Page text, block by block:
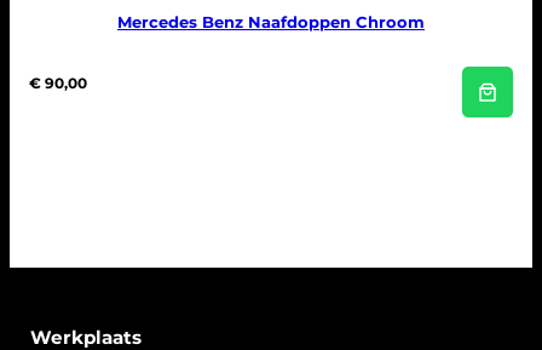
Mercedes Benz Naafdoppen Chroom
€ 90,00
Werkplaats